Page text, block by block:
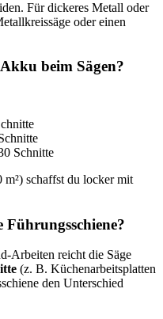
Für dickeres Metall oder
oder einen
beim Sägen?
Schnitte
schaffst du locker mit
Führungsschiene?
Arbeiten reicht die Säge
(z. B. Küchenarbeitsplatten
den Unterschied